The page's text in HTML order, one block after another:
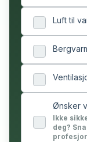
Luft til
Ønsker
Ikke
deg?